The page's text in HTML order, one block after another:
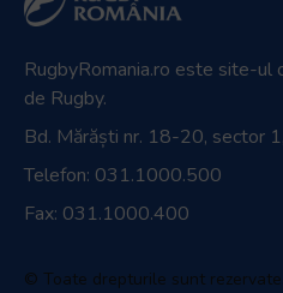
RugbyRomania.ro este site-ul
de Rugby.
Bd. Mărăști nr. 18-20, sector
Telefon: 031.1000.500
Fax: 031.1000.400
© Toate drepturile sunt rezervate.